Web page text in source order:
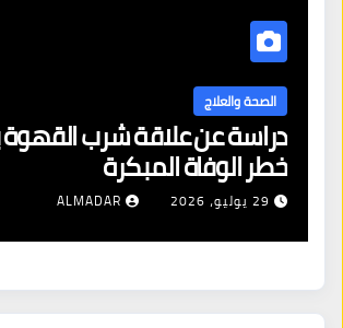
الصحة والعلاج
دراسة عن علاقة شرب
خطر الوفاة المبكرة
29 يوليو، 2026 ALMADAR